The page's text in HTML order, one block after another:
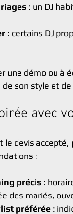
: un DJ
: certains DJ
une démo ou
de son style et
avec
le devis
:
précis :
des mariés,
préférée :